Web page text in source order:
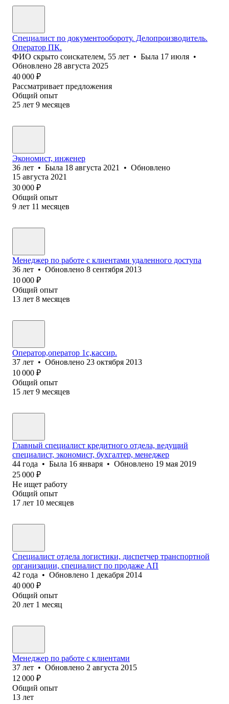
Специалист по документообороту. Делопроизводитель.
Оператор ПК.
ФИО скрыто соискателем, 55 лет • Была 17 июля •
Обновлено 28 августа 2025
40 000 ₽
Рассматривает предложения
Общий опыт
25 лет 9 месяцев
Экономист, инженер
36 лет • Была 18 августа 2021 • Обновлено
15 августа 2021
30 000 ₽
Общий опыт
9 лет 11 месяцев
Менеджер по работе с клиентами удаленного доступа
36 лет • Обновлено 8 сентября 2013
10 000 ₽
Общий опыт
13 лет 8 месяцев
Оператор,оператор 1с,кассир.
37 лет • Обновлено 23 октября 2013
10 000 ₽
Общий опыт
15 лет 9 месяцев
Главный специалист кредитного отдела, ведущий
специалист, экономист, бухгалтер, менеджер
44 года • Была 16 января • Обновлено 19 мая 2019
25 000 ₽
Не ищет работу
Общий опыт
17 лет 10 месяцев
Специалист отдела логистики, диспетчер транспортной
организации, специалист по продаже АП
42 года • Обновлено 1 декабря 2014
40 000 ₽
Общий опыт
20 лет 1 месяц
Менеджер по работе с клиентами
37 лет • Обновлено 2 августа 2015
12 000 ₽
Общий опыт
13 лет